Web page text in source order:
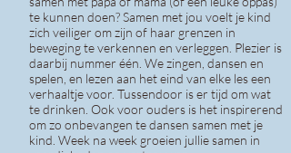
te kunnen doen? Samen met jou voelt je kind
zich veiliger om zijn of haar grenzen in
beweging te verkennen en verleggen. Plezier is
daarbij nummer één. We zingen, dansen en
spelen, en lezen aan het eind van elke les een
verhaaltje voor. Tussendoor is er tijd om wat
te drinken. Ook voor ouders is het inspirerend
om zo onbevangen te dansen samen met je
kind. Week na week groeien jullie samen in